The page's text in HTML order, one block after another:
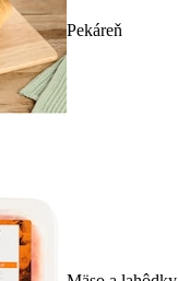
Pekáreň